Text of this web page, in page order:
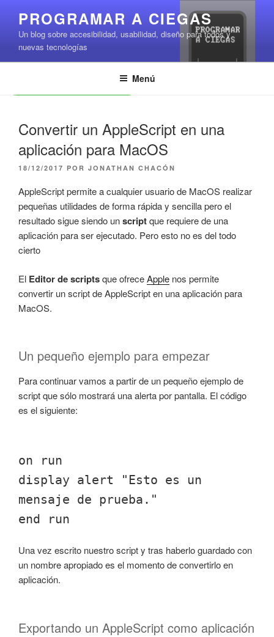
contenido
PROGRAMAR A CIEGAS
Un blog sobre accesibilidad, usabilidad, diseño para todos y
nuevas tecnologías
Menú
Convertir un AppleScript en una
aplicación para MacOS
PUBLICADO
18/12/2017 POR JONATHAN CHACÓN
AppleScript permite a cualquier usuario de MacOS realizar
pequeñas utilidades de forma rápida y sencilla pero el
resultado sigue siendo unscriptque requiere de una
aplicación para ser ejecutado. Pero esto no es del todo
cierto
El Editor de scriptsque ofreceApple nos permite
convertir un script de AppleScript en una aplicación para
MacOS.
Un pequeño ejemplo para empezar
Para continuar vamos a partir de un pequeño ejemplo de
script que sólo mostrará una alerta por pantalla. El código
es el siguiente:
on run
display alert "Esto es un
mensaje de prueba."
end run
Una vez escrito nuestro script y tras haberlo guardado con
un nombre apropiado es el momento de convertirlo en
aplicación.
Exportando un AppleScript como aplicación